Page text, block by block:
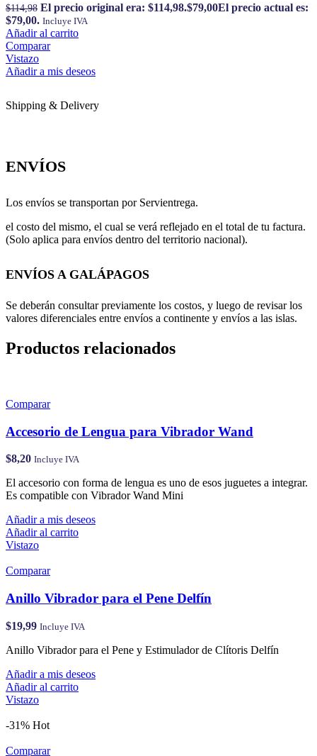
$114,98 El precio original era: $114,98.$79,00El precio actual es:
$79,00. Incluye IVA
Añadir al carrito
Comparar
Vistazo
Añadir a mis deseos
Shipping & Delivery
ENVÍOS
Los envíos se transportan por Servientrega.
el costo del mismo, el cual se verá reflejado en el total de tu factura.
(Solo aplica para envíos dentro del territorio nacional).
ENVÍOS A GALÁPAGOS
Se deberán consultar previamente los costos, y luego de revisar los
valores diferenciales entre envíos a continente y envíos a las islas.
Productos relacionados
Comparar
Accesorio de Lengua para Vibrador Wand
$8,20 Incluye IVA
El accesorio con forma de lengua es uno de esos juguetes a integrar.
Es compatible con Vibrador Wand Mini
Añadir a mis deseos
Añadir al carrito
Vistazo
Comparar
Anillo Vibrador para el Pene Delfín
$19,99 Incluye IVA
Anillo Vibrador para el Pene y Estimulador de Clítoris Delfín
Añadir a mis deseos
Añadir al carrito
Vistazo
-31% Hot
Comparar